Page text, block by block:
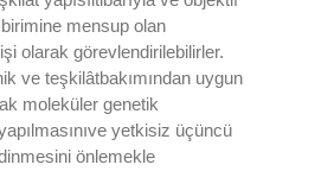
mensup olan
olarak görevlendirilebilirler.
ve teşkilâtbakımından uygun
moleküler genetik
yetkisiz üçüncü
önlemekle